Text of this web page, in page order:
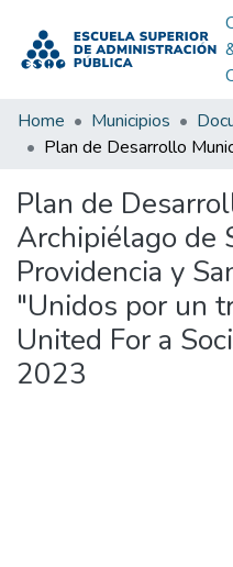
Home Municipios
Plan de
Archipiélago de
Providencia y
"Unidos por un
United For a
2023